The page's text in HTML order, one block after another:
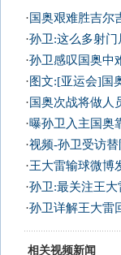
· 国奥艰难胜吉尔
·孙卫:这么多射
·孙卫感叹国奥中
· 图文:[亚运会]国
· 国奥次战将做人
·曝孙卫入主国奥
·视频-孙卫受访
·王大雷输球微博
·孙卫:最关注王
·孙卫详解王大雷
相关视频新闻